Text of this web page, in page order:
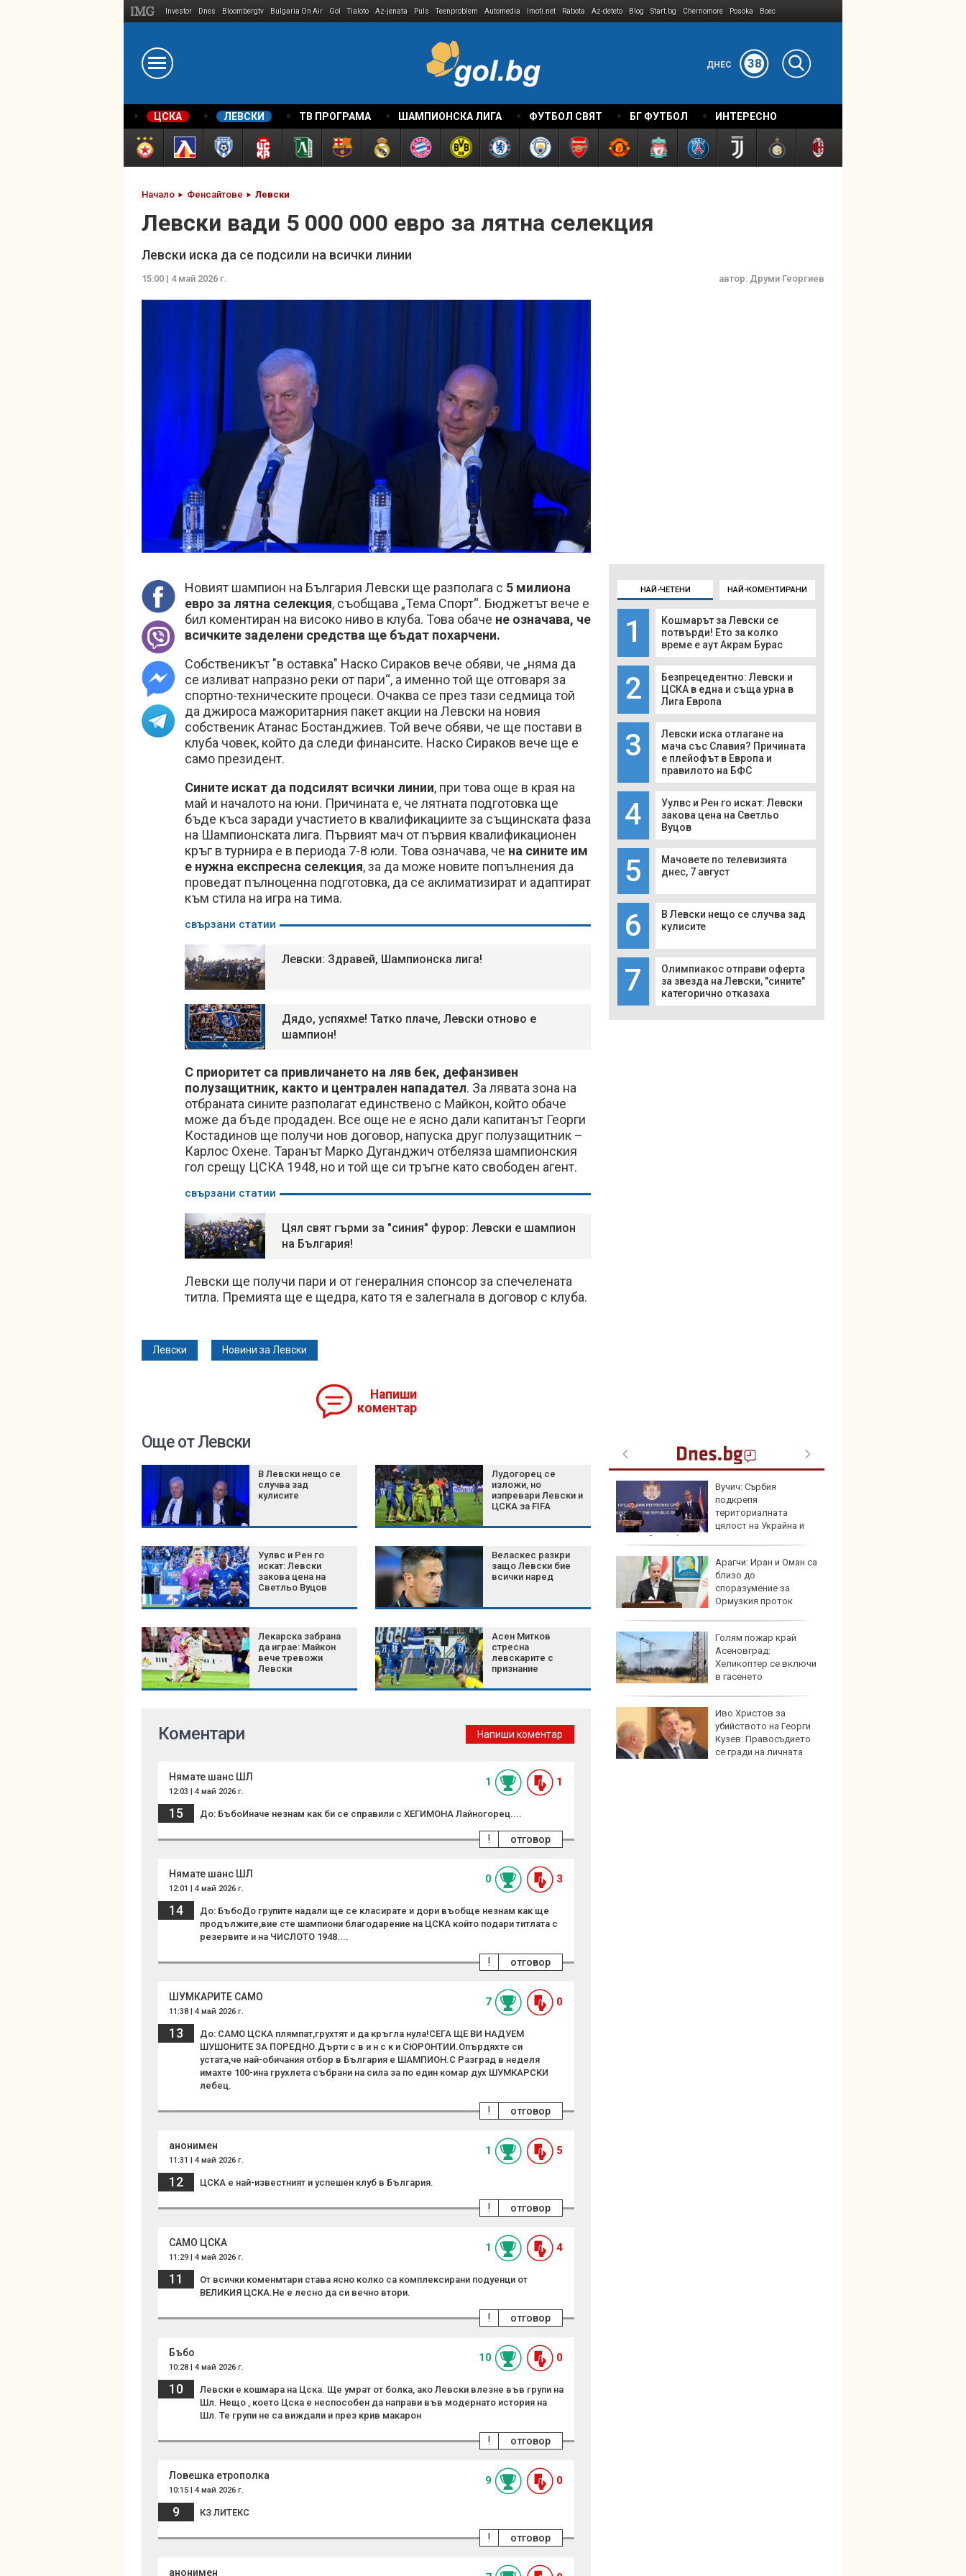
Investor Dnes Bloombergtv Bulgaria On Air Gol Tialoto Az-jenata Puls Teenproblem Automedia Imoti.net Rabota Az-deteto Blog Start.bg Chernomore Posoka Boec
ДНЕС 38
ЦСКА ЛЕВСКИ ТВ ПРОГРАМА ШАМПИОНСКА ЛИГА ФУТБОЛ СВЯТ БГ ФУТБОЛ ИНТЕРЕСНО
Начало Фенсайтове Левски
Левски вади 5 000 000 евро за лятна селекция
Левски иска да се подсили на всички линии
15:00 | 4 май 2026 г. автор: Друми Георгиев
Новият шампион на България Левски ще разполага с 5 милиона
евро за лятна селекция, съобщава „Тема Спорт“. Бюджетът вече е
бил коментиран на високо ниво в клуба. Това обаче не означава, че
всичките заделени средства ще бъдат похарчени.
Собственикът "в оставка" Наско Сираков вече обяви, че „няма да
се изливат напразно реки от пари“, а именно той ще отговаря за
спортно-техническите процеси. Очаква се през тази седмица той
да джироса мажоритарния пакет акции на Левски на новия
собственик Атанас Бостанджиев. Той вече обяви, че ще постави в
клуба човек, който да следи финансите. Наско Сираков вече ще е
само президент.
Сините искат да подсилят всички линии, при това още в края на
май и началото на юни. Причината е, че лятната подготовка ще
бъде къса заради участието в квалификациите за същинската фаза
на Шампионската лига. Първият мач от първия квалификационен
кръг в турнира е в периода 7-8 юли. Това означава, че на сините им
е нужна експресна селекция, за да може новите попълнения да
проведат пълноценна подготовка, да се аклиматизират и адаптират
към стила на игра на тима.
свързани статии
Левски: Здравей, Шампионска лига!
Дядо, успяхме! Татко плаче, Левски отново е
шампион!
С приоритет са привличането на ляв бек, дефанзивен
полузащитник, както и централен нападател. За лявата зона на
отбраната сините разполагат единствено с Майкон, който обаче
може да бъде продаден. Все още не е ясно дали капитанът Георги
Костадинов ще получи нов договор, напуска друг полузащитник –
Карлос Охене. Таранът Марко Дуганджич отбеляза шампионския
гол срещу ЦСКА 1948, но и той ще си тръгне като свободен агент.
свързани статии
Цял свят гърми за "синия" фурор: Левски е шампион
на България!
Левски ще получи пари и от генералния спонсор за спечелената
титла. Премията ще е щедра, като тя е залегнала в договор с клуба.
Левски Новини за Левски
Напиши
коментар
НАЙ-ЧЕТЕНИ НАЙ-КОМЕНТИРАНИ
1
Кошмарът за Левски се
потвърди! Ето за колко
време е аут Акрам Бурас
2
Безпрецедентно: Левски и
ЦСКА в една и съща урна в
Лига Европа
3
Левски иска отлагане на
мача със Славия? Причината
е плейофът в Европа и
правилото на БФС
4
Уулвс и Рен го искат: Левски
закова цена на Светльо
Вуцов
5
Мачовете по телевизията
днес, 7 август
6
В Левски нещо се случва зад
кулисите
7
Олимпиакос отправи оферта
за звезда на Левски, "сините"
категорично отказаха
Още от Левски
В Левски нещо се
случва зад
кулисите
Лудогорец се
изложи, но
изпревари Левски и
ЦСКА за FIFA
Уулвс и Рен го
искат: Левски
закова цена на
Светльо Вуцов
Веласкес разкри
защо Левски бие
всички наред
Лекарска забрана
да играе: Майкон
вече тревожи
Левски
Асен Митков
стресна
левскарите с
признание
ГЕРБ за дрона в
Кардам: Важно е да
знаем дали
съществува риск от
След 30 години на
Еверест: "Зелените
Зеленски:
Споразумяхме се със
САЩ за ежемесечни
доставки на ракети
Patriot
почина след
продължително
Вучич: Сърбия
подкрепя
териториалната
цялост на Украйна и
европейския ѝ път
Арагчи: Иран и Оман са
близо до
споразумение за
Ормузкия проток
Голям пожар край
Асеновград:
Хеликоптер се включи
в гасенето
Иво Христов за
убийството на Георги
Кузев: Правосъдието
се гради на личната
Коментари Напиши коментар
Нямате шанс ШЛ
12:03 | 4 май 2026 г.
1 1
15 До: БъбоИначе незнам как би се справили с ХЕГИМОНА Лайногорец....
отговор
!
Нямате шанс ШЛ
12:01 | 4 май 2026 г.
0 3
14
До: БъбоДо групите надали ще се класирате и дори въобще незнам как ще
продължите,вие сте шампиони благодарение на ЦСКА който подари титлата с
резервите и на ЧИСЛОТО 1948....
отговор
!
ШУМКАРИТЕ САМО
11:38 | 4 май 2026 г.
7 0
13
До: САМО ЦСКА плямпат,грухтят и да кръгла нула!СЕГА ЩЕ ВИ НАДУЕМ
ШУШОНИТЕ ЗА ПОРЕДНО.Дърти с в и н с к и СЮРОНТИИ.Опърдяхте си
устата,че най-обичания отбор в България е ШАМПИОН.С Разград в неделя
имахте 100-ина грухлета събрани на сила за по един комар дух ШУМКАРСКИ
лебец.
отговор
!
анонимен
11:31 | 4 май 2026 г.
1 5
12 ЦСКА е най-известният и успешен клуб в България.
отговор
!
САМО ЦСКА
11:29 | 4 май 2026 г.
1 4
11
От всички коменмтари става ясно колко са комплексирани подуенци от
ВЕЛИКИЯ ЦСКА.Не е лесно да си вечно втори.
отговор
!
Бъбо
10:28 | 4 май 2026 г.
10 0
10
Левски е кошмара на Цска. Ще умрат от болка, ако Левски влезне във групи на
Шл. Нещо , което Цска е неспособен да направи във модернато история на
Шл. Те групи не са виждали и през крив макарон
отговор
!
Ловешка етрополка
10:15 | 4 май 2026 г.
9 0
9 КЗ ЛИТЕКС
отговор
!
анонимен